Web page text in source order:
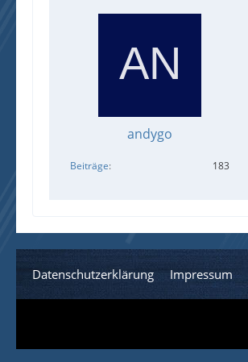
andygo
Beiträge 183
Datenschutzerklärung Impressum